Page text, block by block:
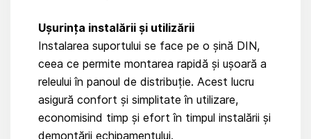
Ușurința instalării și utilizării
Instalarea suportului se face pe o șină DIN,
ceea ce permite montarea rapidă și ușoară a
releului în panoul de distribuție. Acest lucru
asigură confort și simplitate în utilizare,
economisind timp și efort în timpul instalării și
demontării echipamentului.